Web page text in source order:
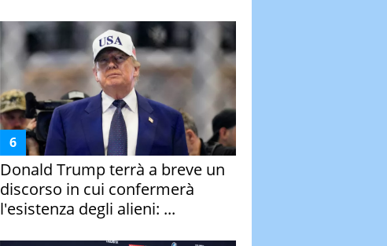
Donald Trump terrà a breve un
discorso in cui confermerà
l'esistenza degli alieni: ...